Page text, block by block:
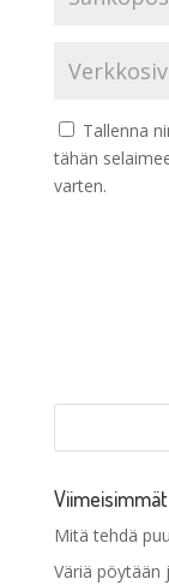
Tallenna
tähän
varten.
Mitä tehdä
Väriä pöytään